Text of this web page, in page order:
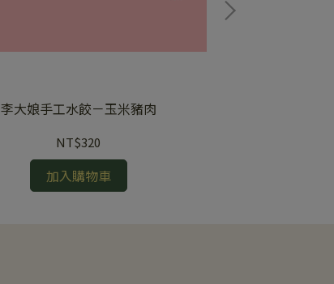
李大娘手工水餃－玉米豬肉
NT$320
加入購物車